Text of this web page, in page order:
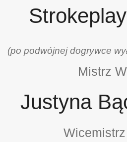
(po podwójnej dogrywce
Mistrz
Justyna